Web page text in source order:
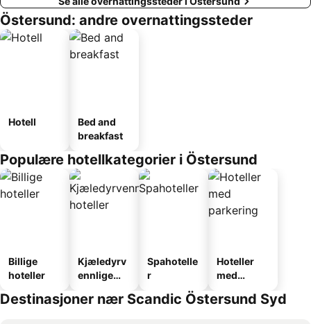
Östersund: andre overnattingssteder
Hotell
Bed and
breakfast
Populære hotellkategorier i Östersund
Billige
hoteller
Kjæledyrv
ennlige
Spahotelle
r
Hoteller
med
Destinasjoner nær Scandic Östersund Syd